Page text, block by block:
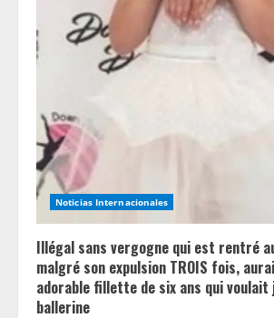
e
d
i
n
g
Noticias Internacionales
Illégal sans vergogne qui est rentré
malgré son expulsion TROIS fois,
adorable fillette de six ans qui voulait
ballerine